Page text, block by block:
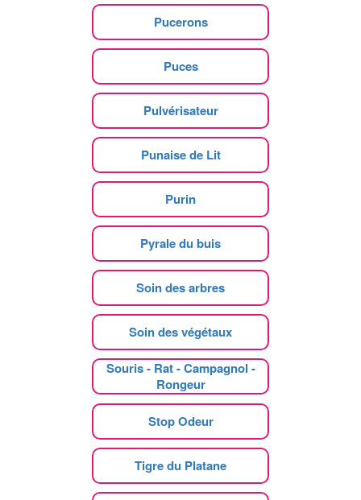
Pucerons
Puces
Pulvérisateur
Punaise de Lit
Purin
Pyrale du buis
Soin des arbres
Soin des végétaux
Souris - Rat - Campagnol -
Rongeur
Stop Odeur
Tigre du Platane